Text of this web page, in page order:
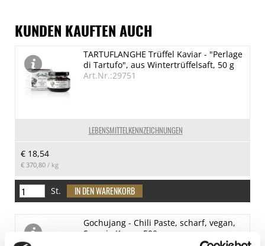
je 100g
Brennwert
872 kJ/208 kcal
Fett
13.8 g
0.2 g
31 g
Salz
KUNDEN KAUFTEN AUCH
LEBENSMITTELKENNZEICHNUNGEN
TARTUFLANGHE Trüffel Kaviar - "Perlage
di Tartufo", aus Wintertrüffelsaft, 50 g
Art.Nr.:29751
€ 18,54
€ 370,80 / kg
St.
Gochujang - Chili Paste, scharf, vegan,
Sempio Korea, 500 g